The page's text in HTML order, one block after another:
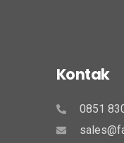
Kontak
0851